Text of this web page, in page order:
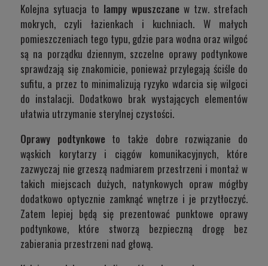
Kolejna sytuacja to lampy wpuszczanew tzw. strefach
mokrych, czyli łazienkach i kuchniach. W małych
pomieszczeniach tego typu, gdzie para wodna oraz wilgoć
są na porządku dziennym, szczelne oprawy podtynkowe
sprawdzają się znakomicie, ponieważ przylegają ściśle do
sufitu, a przez to minimalizują ryzyko wdarcia się wilgoci
do instalacji. Dodatkowo brak wystających elementów
ułatwia utrzymanie sterylnej czystości.
Oprawy podtynkoweto także dobre rozwiązanie do
wąskich korytarzy i ciągów komunikacyjnych, które
zazwyczaj nie grzeszą nadmiarem przestrzeni i montaż w
takich miejscach dużych, natynkowych opraw mógłby
dodatkowo optycznie zamknąć wnętrze i je przytłoczyć.
Zatem lepiej będą się prezentować punktowe oprawy
podtynkowe, które stworzą bezpieczną drogę bez
zabierania przestrzeni nad głową.